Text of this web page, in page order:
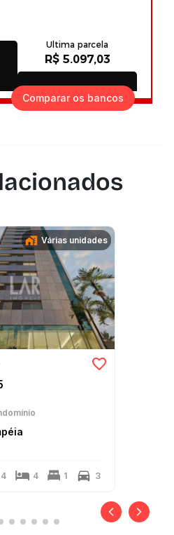
Comparar os bancos
Várias unidades
4 4 1 3